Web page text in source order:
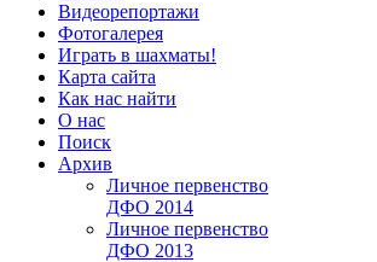
Видеорепортажи
Фотогалерея
Играть в шахматы!
Карта сайта
Как нас найти
О нас
Поиск
Архив
Личное первенство
ДФО 2014
Личное первенство
ДФО 2013